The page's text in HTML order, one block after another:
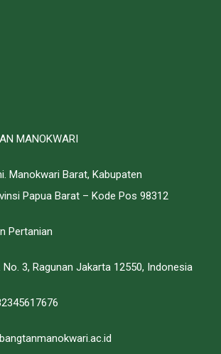
MANOKWARI
Manokwari Barat, Kabupaten
Papua Barat – Kode Pos 98312
Pertanian
3, Ragunan Jakarta 12550, Indonesia